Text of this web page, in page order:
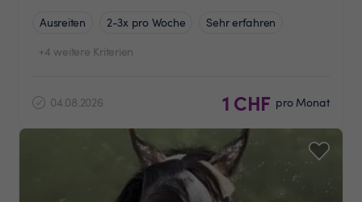
Ausreiten 2-3x pro Woche
Sehr erfahren
+4 weitere Kriterien
04.08.2026 1 CHF pro Monat